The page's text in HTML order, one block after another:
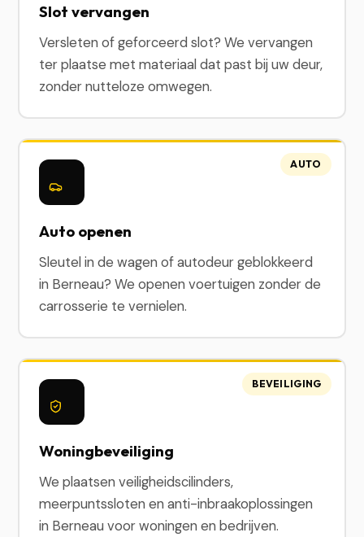
Slot vervangen
Versleten of geforceerd slot? We vervangen
ter plaatse met materiaal dat past bij uw deur,
zonder nutteloze omwegen.
Auto openen
Sleutel in de wagen of autodeur geblokkeerd
in Berneau? We openen voertuigen zonder de
carrosserie te vernielen.
AUTO
Woningbeveiliging
We plaatsen veiligheidscilinders,
meerpuntssloten en anti-inbraakoplossingen
in Berneau voor woningen en bedrijven.
BEVEILIGING